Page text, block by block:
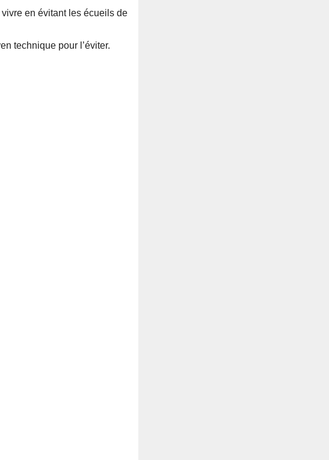
en évitant les écueils de
technique pour l’éviter.